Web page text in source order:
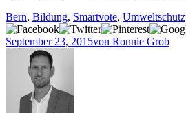
Bern, Bildung, Smartvote, Umweltschutz
September 23, 2015von Ronnie Grob